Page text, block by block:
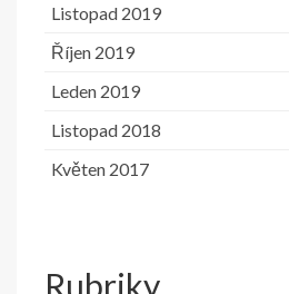
Listopad 2019
Říjen 2019
Leden 2019
Listopad 2018
Květen 2017
Rubriky